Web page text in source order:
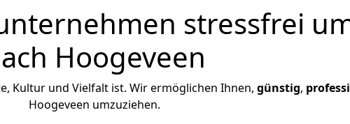
stressfrei
Hoogeveen
Kultur und Vielfalt ist. Wir ermöglichen Ihnen, günstig,
Hoogeveen umzuziehen.